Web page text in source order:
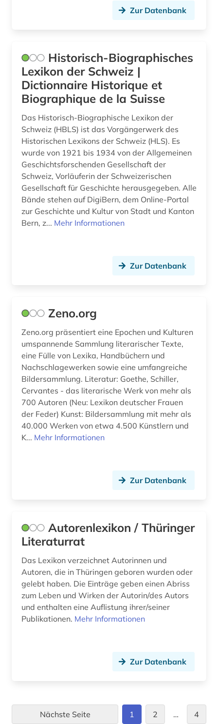
Zur Datenbank
Historisch-Biographisches
Lexikon der Schweiz |
Dictionnaire Historique et
Biographique de la Suisse
Das Historisch-Biographische Lexikon der
Schweiz (HBLS) ist das Vorgängerwerk des
Historischen Lexikons der Schweiz (HLS). Es
wurde von 1921 bis 1934 von der Allgemeinen
Geschichtsforschenden Gesellschaft der
Schweiz, Vorläuferin der Schweizerischen
Gesellschaft für Geschichte herausgegeben. Alle
Bände stehen auf DigiBern, dem Online-Portal
zur Geschichte und Kultur von Stadt und Kanton
Bern, z... Mehr Informationen
Zur Datenbank
Zeno.org
Zeno.org präsentiert eine Epochen und Kulturen
umspannende Sammlung literarischer Texte,
eine Fülle von Lexika, Handbüchern und
Nachschlagewerken sowie eine umfangreiche
Bildersammlung. Literatur: Goethe, Schiller,
Cervantes - das literarische Werk von mehr als
700 Autoren (Neu: Lexikon deutscher Frauen
der Feder) Kunst: Bildersammlung mit mehr als
40.000 Werken von etwa 4.500 Künstlern und
K... Mehr Informationen
Zur Datenbank
Autorenlexikon / Thüringer
Literaturrat
Das Lexikon verzeichnet Autorinnen und
Autoren, die in Thüringen geboren wurden oder
gelebt haben. Die Einträge geben einen Abriss
zum Leben und Wirken der Autorin/des Autors
und enthalten eine Auflistung ihrer/seiner
Publikationen. Mehr Informationen
Zur Datenbank
Nächste Seite 1 2 … 4